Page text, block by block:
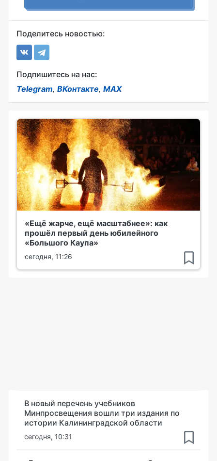
Поделитесь новостью:
Подпишитесь на нас:
Telegram, ВКонтакте, MAX
«Ещё жарче, ещё масштабнее»: как
прошёл первый день юбилейного
«Большого Каупа»
сегодня, 11:26
В новый перечень учебников
Минпросвещения вошли три издания по
истории Калининградской области
сегодня, 10:31